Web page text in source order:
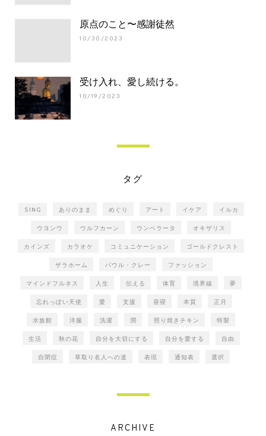
原点のこと〜感謝徒然
10/30/2023
受け入れ、愛し続ける。
10/19/2023
タグ
SING ありのまま めぐり アート イケア イルカ
ウヨンウ ウルフカーン ウンベラータ オキザリス
カインズ カラオケ コミュニケーション ゴールドクレスト
ザラホーム パウル・クレー ファッション
マインドフルネス 人生 伝える 体育 境界線 夢
忘れっぽい天使 愛 支援 昼寝 本質 正月
水族館 洋服 洗濯 潤 照り焼きチキン 特製
生活 秋の花 自分を大切にする 自分を愛する 自由
自閉症 草取り名人への道 表現 通知表 選択
ARCHIVE